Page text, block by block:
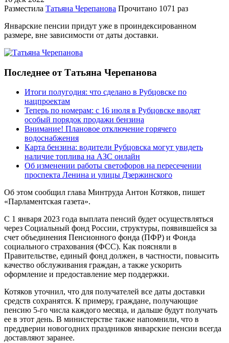
Разместила Татьяна Черепанова Прочитано 1071 раз
Январские пенсии придут уже в проиндексированном
размере, вне зависимости от даты доставки.
Последнее от Татьяна Черепанова
Итоги полугодия: что сделано в Рубцовске по
нацпроектам
Теперь по номерам: с 16 июля в Рубцовске вводят
особый порядок продажи бензина
Внимание! Плановое отключение горячего
водоснабжения
Карта бензина: водители Рубцовска могут увидеть
наличие топлива на АЗС онлайн
Об изменении работы светофоров на пересечении
проспекта Ленина и улицы Дзержинского
Об этом сообщил глава Минтруда Антон Котяков, пишет
«Парламентская газета».
С 1 января 2023 года выплата пенсий будет осуществляться
через Социальный фонд России, структуры, появившейся за
счет объединения Пенсионного фонда (ПФР) и Фонда
социального страхования (ФСС). Как поясняли в
Правительстве, единый фонд должен, в частности, повысить
качество обслуживания граждан, а также ускорить
оформление и предоставление мер поддержки.
Котяков уточнил, что для получателей все даты доставки
средств сохранятся. К примеру, граждане, получающие
пенсию 5-го числа каждого месяца, и дальше будут получать
ее в этот день. В министерстве также напомнили, что в
преддверии новогодних праздников январские пенсии всегда
доставляют заранее.